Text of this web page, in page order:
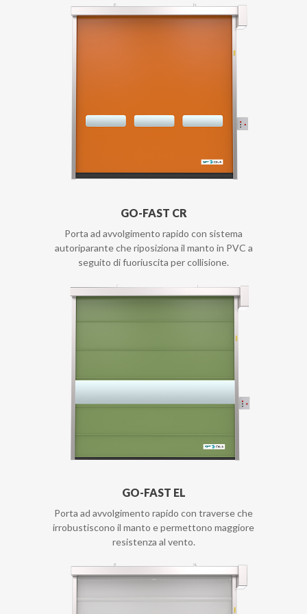
GO-FAST CR
Porta ad avvolgimento rapido con sistema
autoriparante che riposiziona il manto in PVC a
seguito di fuoriuscita per collisione.
GO-FAST EL
Porta ad avvolgimento rapido con traverse che
irrobustiscono il manto e permettono maggiore
resistenza al vento.